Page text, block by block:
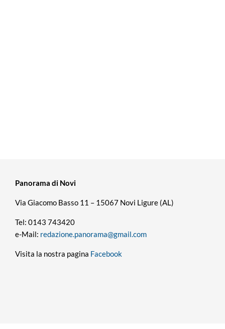
Panorama di Novi
Via Giacomo Basso 11 – 15067 Novi Ligure (AL)
Tel: 0143 743420
e-Mail: redazione.panorama@gmail.com
Visita la nostra pagina Facebook